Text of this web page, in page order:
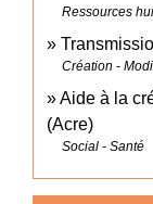
Ressources
Création -
Aide à la
(Acre)
Social - Santé